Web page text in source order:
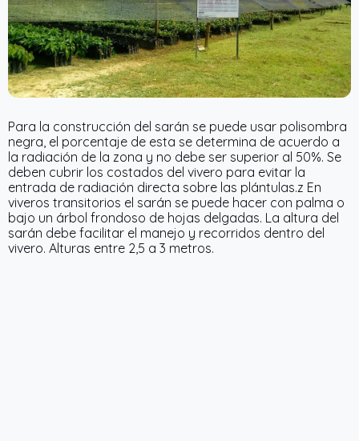
Para la construcción del sarán se puede usar polisombra
negra, el porcentaje de esta se determina de acuerdo a
la radiación de la zona y no debe ser superior al 50%. Se
deben cubrir los costados del vivero para evitar la
entrada de radiación directa sobre las plántulas.z En
viveros transitorios el sarán se puede hacer con palma o
bajo un árbol frondoso de hojas delgadas. La altura del
sarán debe facilitar el manejo y recorridos dentro del
vivero. Alturas entre 2,5 a 3 metros.